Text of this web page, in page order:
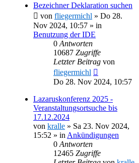
Bezeichner Deklaration suchen
von fliegermichl » Do 28.
Nov 2024, 10:57 » in
Benutzung der IDE
0 Antworten
10687 Zugriffe
Letzter Beitrag von
fliegermichl
Do 28. Nov 2024, 10:57
Lazaruskonferenz 2025 -
Veranstaltungsortsuche bis
17.12.2024
von kralle » Sa 23. Nov 2024,
15:52 » in Ankündigungen
0 Antworten
12465 Zugriffe